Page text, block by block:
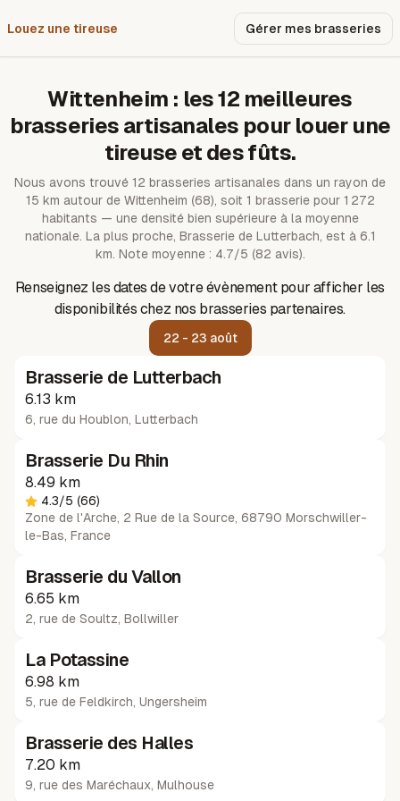
Louez une tireuse Gérer mes brasseries
Wittenheim : les12 meilleures
brasseries artisanales pour louer une
tireuse et des fûts.
Nous avons trouvé 12 brasseries artisanales dans un rayon de
15 km autour de Wittenheim (68), soit 1 brasserie pour 1 272
habitants — une densité bien supérieure à la moyenne
nationale. La plus proche, Brasserie de Lutterbach, est à 6.1
km. Note moyenne : 4.7/5 (82 avis).
Renseignez les dates de votre évènement pour afficher les
disponibilités chez nos brasseries partenaires.
22 - 23 août
Brasserie de Lutterbach
6.13 km
6, rue du Houblon, Lutterbach
Brasserie Du Rhin
8.49 km
4.3/5 (66)
Zone de l'Arche, 2 Rue de la Source, 68790 Morschwiller-
le-Bas, France
Brasserie du Vallon
6.65 km
2, rue de Soultz, Bollwiller
La Potassine
6.98 km
5, rue de Feldkirch, Ungersheim
Brasserie des Halles
7.20 km
9, rue des Maréchaux, Mulhouse